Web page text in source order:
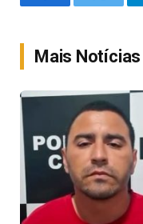
FacebookTwitter
Mais Notícias